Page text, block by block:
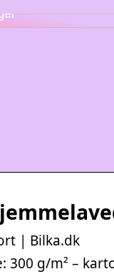
| Bilka.dk
300 g/m² –